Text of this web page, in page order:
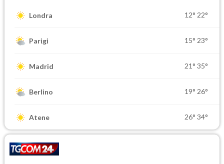
Londra 12° 22°
Parigi 15° 23°
Madrid 21° 35°
Berlino 19° 26°
Atene 26° 34°